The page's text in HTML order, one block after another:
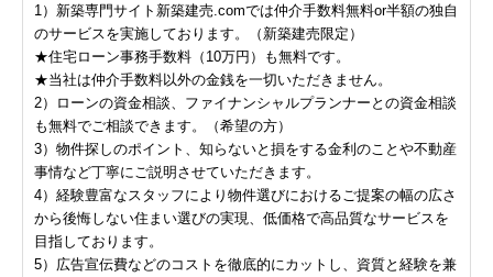
1）新築専門サイト新築建売.comでは仲介手数料無料or半額の独自
のサービスを実施しております。（新築建売限定）
★住宅ローン事務手数料（10万円）も無料です。
★当社は仲介手数料以外の金銭を一切いただきません。
2）ローンの資金相談、ファイナンシャルプランナーとの資金相談
も無料でご相談できます。（希望の方）
3）物件探しのポイント、知らないと損をする金利のことや不動産
事情など丁寧にご説明させていただきます。
4）経験豊富なスタッフにより物件選びにおけるご提案の幅の広さ
から後悔しない住まい選びの実現、低価格で高品質なサービスを
目指しております。
5）広告宣伝費などのコストを徹底的にカットし、資質と経験を兼